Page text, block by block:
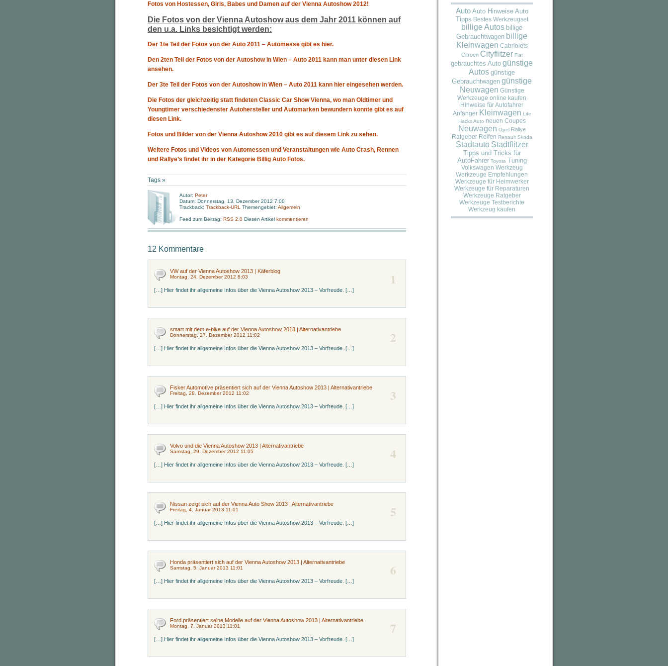
Fotos von Hostessen, Girls, Babes und Damen auf der Vienna Autoshow 2012!
Die Fotos von der Vienna Autoshow aus dem Jahr 2011 können auf
den u.a. Links besichtigt werden:
Der 1te Teil der Fotos von der Auto 2011 – Automesse gibt es hier.
Den 2ten Teil der Fotos von der Autoshow in Wien – Auto 2011 kann man unter diesen Link
ansehen.
Der 3te Teil der Fotos von der Autoshow in Wien – Auto 2011 kann hier eingesehen werden.
Die Fotos der gleichzeitig statt findeten Classic Car Show Vienna, wo man Oldtimer und
Youngtimer verschiedenster Autohersteller und Automarken bewundern konnte gibt es auf
diesen Link.
Fotos und Bilder von der Vienna Autoshow 2010 gibt es auf diesem Link zu sehen.
Weitere Fotos und Videos von Automessen und Veranstaltungen wie Auto Crash, Rennen
und Rallye’s findet ihr in der Kategorie Billig Auto Fotos.
Tags »
Autor: Peter
Datum: Donnerstag, 13. Dezember 2012 7:00
Trackback: Trackback-URL Themengebiet: Allgemein
Feed zum Beitrag: RSS 2.0 Diesen Artikel kommentieren
12 Kommentare
VW auf der Vienna Autoshow 2013 | Käferblog
Montag, 24. Dezember 2012 8:03 1
[…] Hier findet ihr allgemeine Infos über die Vienna Autoshow 2013 – Vorfreude. […]
smart mit dem e-bike auf der Vienna Autoshow 2013 | Alternativantriebe
Donnerstag, 27. Dezember 2012 11:02 2
[…] Hier findet ihr allgemeine Infos über die Vienna Autoshow 2013 – Vorfreude. […]
Fisker Automotive präsentiert sich auf der Vienna Autoshow 2013 | Alternativantriebe
Freitag, 28. Dezember 2012 11:02 3
[…] Hier findet ihr allgemeine Infos über die Vienna Autoshow 2013 – Vorfreude. […]
Volvo und die Vienna Autoshow 2013 | Alternativantriebe
Samstag, 29. Dezember 2012 11:05 4
[…] Hier findet ihr allgemeine Infos über die Vienna Autoshow 2013 – Vorfreude. […]
Nissan zeigt sich auf der Vienna Auto Show 2013 | Alternativantriebe
Freitag, 4. Januar 2013 11:01 5
[…] Hier findet ihr allgemeine Infos über die Vienna Autoshow 2013 – Vorfreude. […]
Honda präsentiert sich auf der Vienna Autoshow 2013 | Alternativantriebe
Samstag, 5. Januar 2013 11:01 6
[…] Hier findet ihr allgemeine Infos über die Vienna Autoshow 2013 – Vorfreude. […]
Ford präsentiert seine Modelle auf der Vienna Autoshow 2013 | Alternativantriebe
Montag, 7. Januar 2013 11:01 7
[…] Hier findet ihr allgemeine Infos über die Vienna Autoshow 2013 – Vorfreude. […]
Auto Auto Hinweise Auto
Tipps Bestes Werkzeugset
billige Autos billige
Gebrauchtwagen billige
Kleinwagen Cabriolets
Citroen Cityflitzer Fiat
gebrauchtes Auto günstige
Autos günstige
Gebrauchtwagen günstige
Neuwagen Günstige
Werkzeuge online kaufen
Hinweise für Autofahrer
Anfänger Kleinwagen Life
Hacks Auto neuen Coupes
Neuwagen Opel Rallye
Ratgeber Reifen Renault Skoda
Stadtauto Stadtflitzer
Tipps und Tricks für
AutoFahrer Toyota Tuning
Volkswagen Werkzeug
Werkzeuge Empfehlungen
Werkzeuge für Heimwerker
Werkzeuge für Reparaturen
Werkzeuge Ratgeber
Werkzeuge Testberichte
Werkzeug kaufen